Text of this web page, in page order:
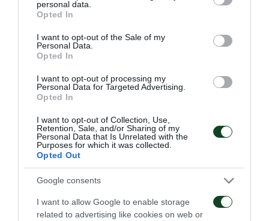
grant or deny consent to Google and its third-party tags to
use your data for below specified purposes in below Google
consent section.
personal data.
Opted In
I want to opt-out of the Sale of my
Personal Data.
Opted In
I want to opt-out of processing my
Personal Data for Targeted Advertising.
Opted In
I want to opt-out of Collection, Use,
Retention, Sale, and/or Sharing of my
Personal Data that Is Unrelated with the
Purposes for which it was collected.
Opted Out
Google consents
I want to allow Google to enable storage
related to advertising like cookies on web or